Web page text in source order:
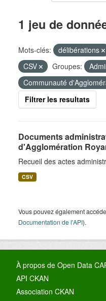
1 jeu de
Mots-clés: délibérations
CSV
Groupes:
Communauté
Filtrer les resultats
Documents
d'Agglomération
Recueil des actes
CSV
Vous pouvez également
Documentation de l'API).
À propos de Open Data
API CKAN
Association CKAN